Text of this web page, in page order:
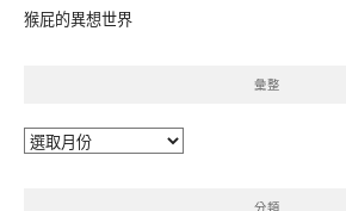
猴屁的異想世界
彙整
彙
分類